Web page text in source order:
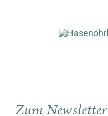
Zum Newsletter